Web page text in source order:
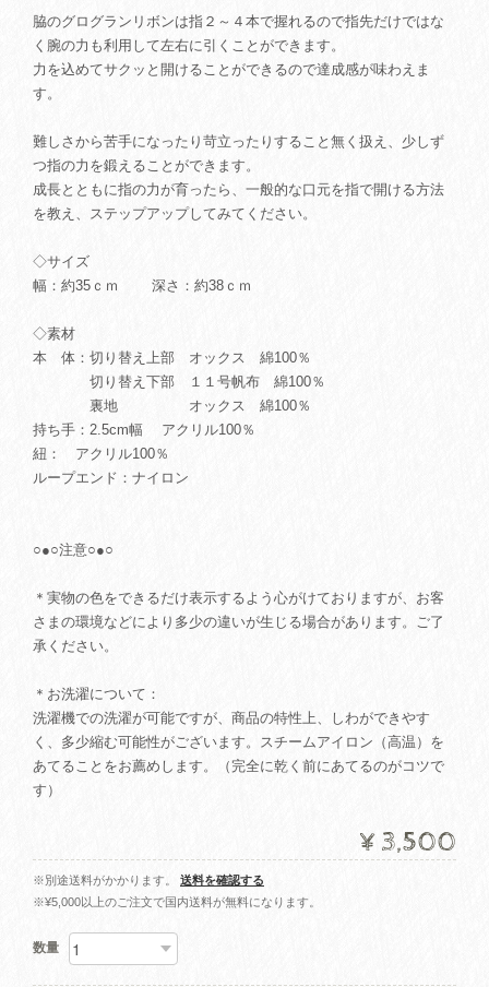
脇のグログランリボンは指２～４本で握れるので指先だけではな
く腕の力も利用して左右に引くことができます。
力を込めてサクッと開けることができるので達成感が味わえま
す。
難しさから苦手になったり苛立ったりすること無く扱え、少しず
つ指の力を鍛えることができます。
成長とともに指の力が育ったら、一般的な口元を指で開ける方法
を教え、ステップアップしてみてください。
◇サイズ
幅：約35ｃｍ 深さ：約38ｃｍ
◇素材
本 体：切り替え上部 オックス 綿100％
切り替え下部 １１号帆布 綿100％
裏地 オックス 綿100％
持ち手：2.5cm幅 アクリル100％
紐： アクリル100％
ループエンド：ナイロン
○●○注意○●○
＊実物の色をできるだけ表示するよう心がけておりますが、お客
さまの環境などにより多少の違いが生じる場合があります。ご了
承ください。
＊お洗濯について：
洗濯機での洗濯が可能ですが、商品の特性上、しわができやす
く、多少縮む可能性がございます。スチームアイロン（高温）を
あてることをお薦めします。（完全に乾く前にあてるのがコツで
す）
¥3,500
※別途送料がかかります。
送料を確認する
※¥5,000以上のご注文で国内送料が無料になります。
数量